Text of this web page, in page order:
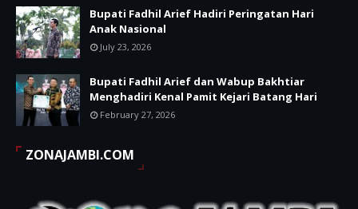
Bupati Fadhil Arief Hadiri Peringatan Hari
Anak Nasional
July 23, 2026
Bupati Fadhil Arief dan Wabup Bakhtiar
Menghadiri Kenal Pamit Kejari Batang Hari
February 27, 2026
ZONAJAMBI.COM